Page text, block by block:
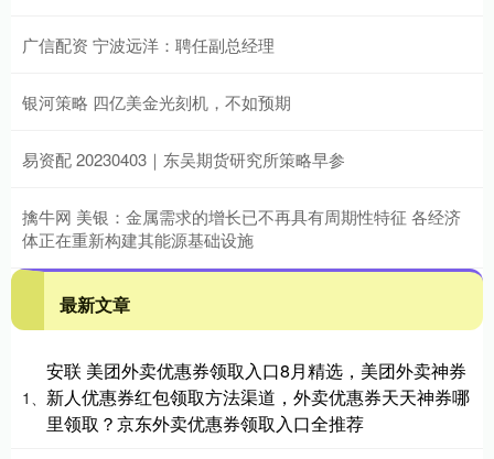
广信配资 宁波远洋：聘任副总经理
银河策略 四亿美金光刻机，不如预期
易资配 20230403｜东吴期货研究所策略早参
擒牛网 美银：金属需求的增长已不再具有周期性特征 各经济
体正在重新构建其能源基础设施
最新文章
1、
安联 美团外卖优惠券领取入口8月精选，美团外卖神券
新人优惠券红包领取方法渠道，外卖优惠券天天神券哪
里领取？京东外卖优惠券领取入口全推荐